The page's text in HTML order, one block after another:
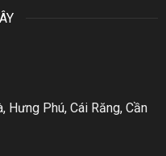
Phú, Cái Răng, Cần